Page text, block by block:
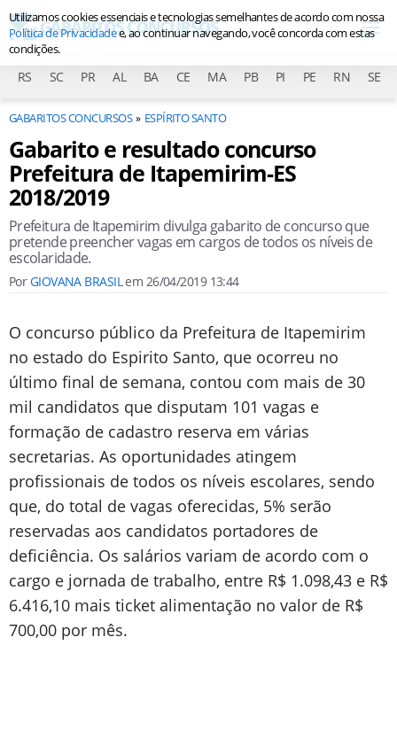
RS SC PR AL BA CE MA PB PI PE RN SE
GABARITOS CONCURSOS ESPÍRITO SANTO
Gabarito e resultado concurso
Prefeitura de Itapemirim-ES
2018/2019
Prefeitura de Itapemirim divulga gabarito de concurso que
pretende preencher vagas em cargos de todos os níveis de
escolaridade.
PorGIOVANA BRASILem 26/04/2019 13:44
O concurso público da Prefeitura de Itapemirim
no estado do Espirito Santo, que ocorreu no
último final de semana, contou com mais de 30
mil candidatos que disputam 101 vagas e
formação de cadastro reserva em várias
secretarias. As oportunidades atingem
profissionais de todos os níveis escolares, sendo
que, do total de vagas oferecidas, 5% serão
reservadas aos candidatos portadores de
deficiência. Os salários variam de acordo com o
cargo e jornada de trabalho, entre R$ 1.098,43 e R$
6.416,10 mais ticket alimentação no valor de R$
700,00 por mês.
Utilizamos cookies essenciais e tecnologias semelhantes de acordo com nossa
Política de Privacidadee, ao continuar navegando, você concorda com estas
condições.